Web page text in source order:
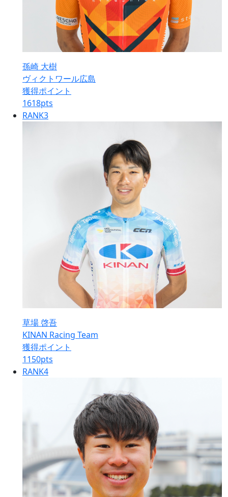
孫崎 大樹
ヴィクトワール広島
獲得ポイント
1618pts
RANK3
草場 啓吾
KINAN Racing Team
獲得ポイント
1150pts
RANK4